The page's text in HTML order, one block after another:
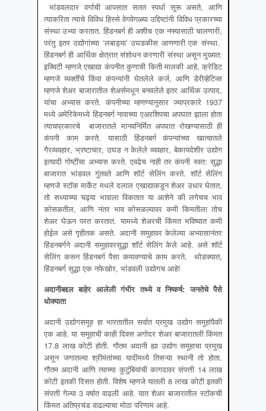
भांडवलदार वर्गाची आपसात सतत स्पर्धा सुरू असते, आणि
त्याकरिता त्याचे विविध हिस्से वेगवेगळ्या उद्दिष्टांनी विविध प्रकारच्या
संस्था उभ्या करतात. हिंडनबर्ग ही अशीच एक नफ्यासाठी चालणारी,
परंतु इतर उद्योगांच्या ‘लबाड्या’ उघडकीस आणणारी एक संस्था.
हिंडनबर्ग ही आर्थिक क्षेत्रात संशोधन करणारी संस्था असून मुख्यत:
इक्विटी म्हणजे एखाद्या कंपनीत कुणाची किती मालकी आहे, क्रेडिट
म्हणजे व्यक्तींचे किंवा कंपन्यांनी घेतलेले कर्ज, आणि डेरीव्हेटिव्स
म्हणजे शेअर बाजारातील शेअर्समधून बनवलेले इतर आर्थिक उत्पाद,
यांचा अभ्यास करते. कंपनीच्या म्हणण्यानुसार ज्याप्रकारे 1937
मध्ये अमेरिकेमध्ये हिंडनबर्ग नावाच्या एअरशिपचा अपघात झाला होता
त्याचप्रकारचे बाजारातले मानवनिर्मित अपघात रोखण्यासाठी ही
कंपनी काम करते. यासाठी हिंडनबर्ग कंपन्यांच्या खात्यातले
गैरव्यवहार, भ्रष्टाचार, उघड न केलेले व्यवहार, बेकायदेशीर उद्योग
इत्यादी गोष्टींचा अभ्यास करते. एवढेच नाही तर कंपनी स्वत: सुद्धा
बाजारात भांडवल गुंतवते आणि शॉर्ट सेलिंग करते. शॉर्ट सेलिंग
म्हणजे स्टॉक मार्केट मधले दलाल एखाद्याकडून शेअर उधार घेतात,
तो सध्याच्या चढ्या भावाला विकतात या आशेने की लगेचच भाव
कोसळतील, आणि नंतर भाव कोसळल्यावर कमी किमतीला तोच
शेअर घेऊन परत करतात. यामध्ये शेअरची किंमत भविष्यात कमी
होईल असे गृहीतक असते. अदानी समुहावर केलेल्या अभ्यासानंतर
हिंडनबर्गने अदानी समूहावरसुद्धा शॉर्ट सेलिंग केले आहे. असे शॉर्ट
सेलिंग करून हिंडनबर्ग पैसा कमावण्याचे काम करते. थोडक्यात,
हिंडनबर्ग सुद्धा एक नफेखोर, भांडवली उद्योगच आहे!
अदानीबद्दल बाहेर आलेली गंभीर तथ्ये व निष्कर्ष: जनतेचे पैसे
धोक्यात!
अदानी उद्योगसमूह हा भारतातील सर्वात प्रमुख उद्योग समूहांपैकी
एक आहे. या समूहाची काही दिवस अगोदर शेअर बाजारातली किंमत
17.8 लाख कोटी होती. गौतम अदानी ह्या उद्योग समूहाचा प्रमुख
असून जगातल्या श्रीमंतांच्या यादीमध्ये तिसऱ्या स्थानी तो होता.
गौतम अदानी आणि त्याच्या कुटुंबियांची कागदावर संपत्ती 14 लाख
कोटी इतकी दिसत होती. विशेष म्हणजे यातली 8 लाख कोटी इतकी
संपत्ती गेल्या 3 वर्षात वाढली आहे. यात शेअर बाजारातील स्टॉकची
किंमत अतिप्रचंड वाढल्याचा मोठा परिणाम आहे.